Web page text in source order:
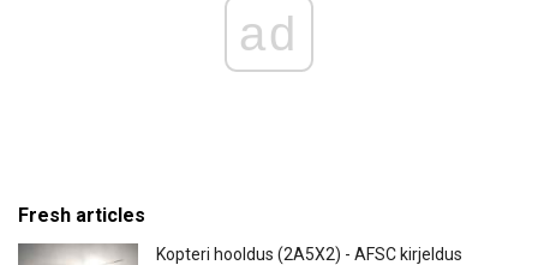
ad
Fresh articles
Kopteri hooldus (2A5X2) - AFSC kirjeldus